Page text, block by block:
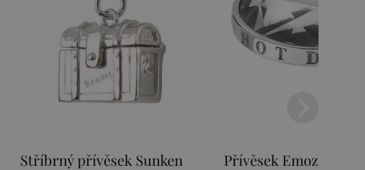
Přívěsek Emozioni Ice Coin
Přívěsek Emozioni